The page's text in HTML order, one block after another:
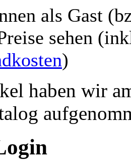
als Gast
sehen
)
haben wir